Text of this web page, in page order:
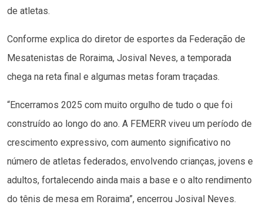
de atletas.
Conforme explica do diretor de esportes da Federação de
Mesatenistas de Roraima, Josival Neves, a temporada
chega na reta final e algumas metas foram traçadas.
“Encerramos 2025 com muito orgulho de tudo o que foi
construído ao longo do ano. A FEMERR viveu um período de
crescimento expressivo, com aumento significativo no
número de atletas federados, envolvendo crianças, jovens e
adultos, fortalecendo ainda mais a base e o alto rendimento
do tênis de mesa em Roraima”, encerrou Josival Neves.